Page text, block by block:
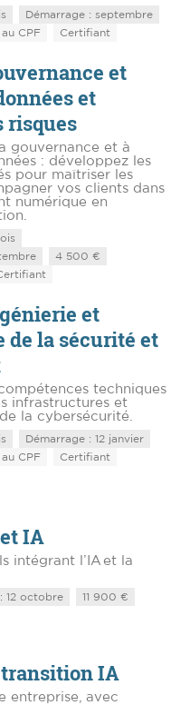
Démarrage : septembre
CPF Certifiant
et
et
risques
gouvernance et à
: développez les
pour maîtriser les
vos clients dans
numérique en
4 500 €
et
la sécurité et
techniques
infrastructures et
la cybersécurité.
Démarrage : 12 janvier
CPF Certifiant
IA
intégrant l’IA et la
12 octobre
11 900 €
IA
entreprise, avec